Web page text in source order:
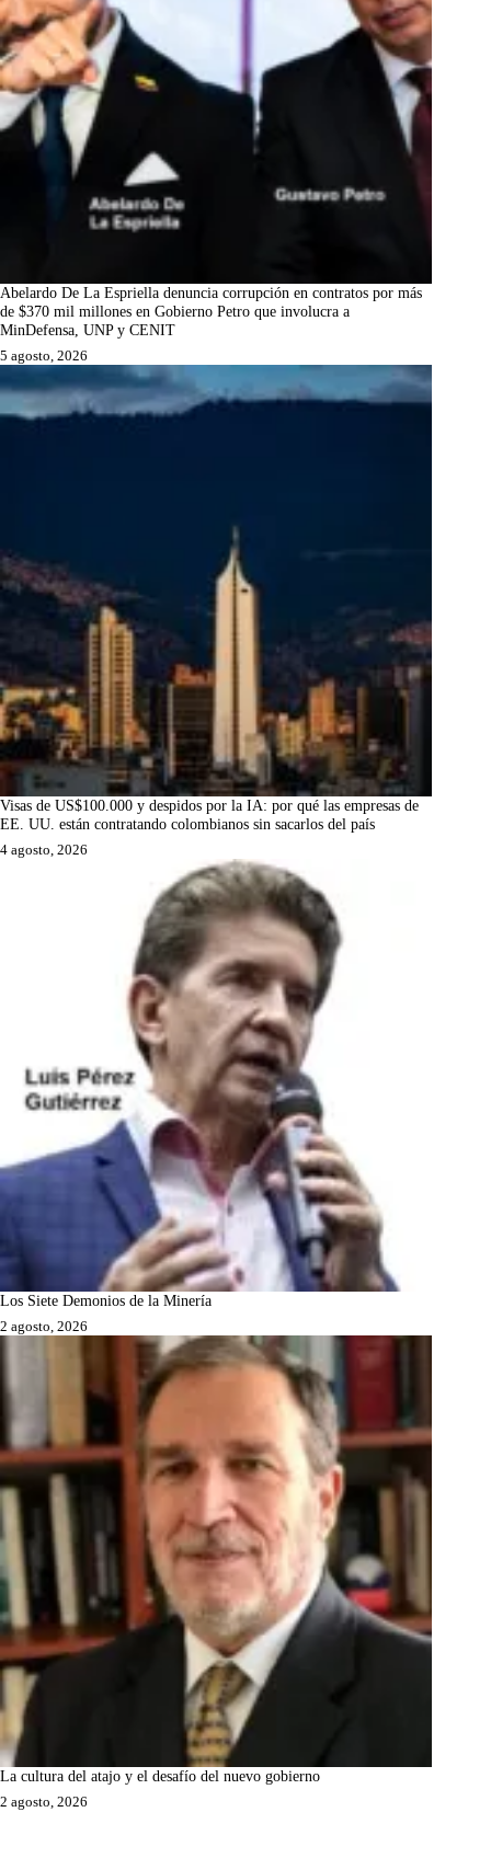
Abelardo De La Espriella denuncia corrupción en contratos por más
de $370 mil millones en Gobierno Petro que involucra a
MinDefensa, UNP y CENIT
5 agosto, 2026
Visas de US$100.000 y despidos por la IA: por qué las empresas de
EE. UU. están contratando colombianos sin sacarlos del país
4 agosto, 2026
Los Siete Demonios de la Minería
2 agosto, 2026
La cultura del atajo y el desafío del nuevo gobierno
2 agosto, 2026